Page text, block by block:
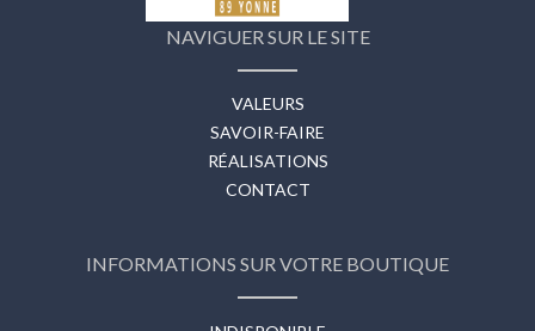
NAVIGUER SUR LE SITE
VALEURS
SAVOIR-FAIRE
RÉALISATIONS
CONTACT
INFORMATIONS SUR VOTRE BOUTIQUE